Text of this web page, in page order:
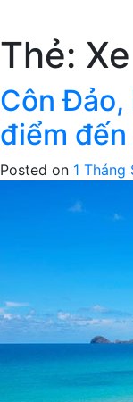
Thẻ:
Côn Đảo,
điểm
Posted on 1 Tháng